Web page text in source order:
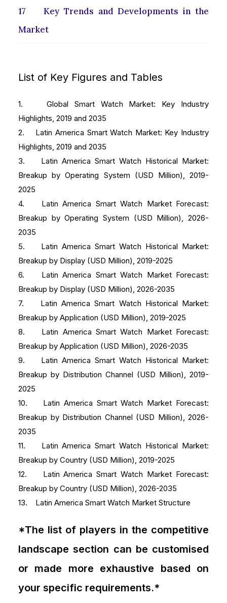
17 Key Trends and Developments in the
Market
List of Key Figures and Tables
1. Global Smart Watch Market: Key Industry
Highlights, 2019 and 2035
2. Latin America Smart Watch Market: Key Industry
Highlights, 2019 and 2035
3. Latin America Smart Watch Historical Market:
Breakup by Operating System (USD Million), 2019-
2025
4. Latin America Smart Watch Market Forecast:
Breakup by Operating System (USD Million), 2026-
2035
5. Latin America Smart Watch Historical Market:
Breakup by Display (USD Million), 2019-2025
6. Latin America Smart Watch Market Forecast:
Breakup by Display (USD Million), 2026-2035
7. Latin America Smart Watch Historical Market:
Breakup by Application (USD Million), 2019-2025
8. Latin America Smart Watch Market Forecast:
Breakup by Application (USD Million), 2026-2035
9. Latin America Smart Watch Historical Market:
Breakup by Distribution Channel (USD Million), 2019-
2025
10. Latin America Smart Watch Market Forecast:
Breakup by Distribution Channel (USD Million), 2026-
2035
11. Latin America Smart Watch Historical Market:
Breakup by Country (USD Million), 2019-2025
12. Latin America Smart Watch Market Forecast:
Breakup by Country (USD Million), 2026-2035
13. Latin America Smart Watch Market Structure
*The list of players in the competitive
landscape section can be customised
or made more exhaustive based on
your specific requirements.*